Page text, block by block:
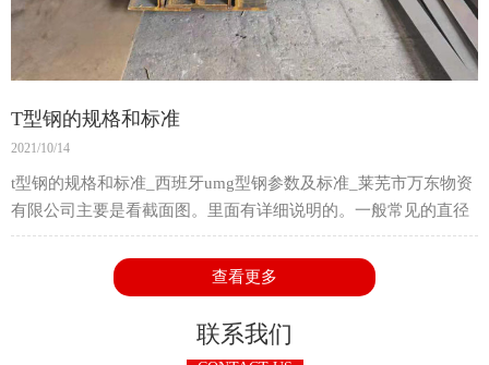
T型钢的规格和标准
2021/10/14
t型钢的规格和标准_西班牙umg型钢参数及标准_莱芜市万东物资
有限公司主要是看截面图。里面有详细说明的。一般常见的直径
都是hc,hg,hc,hb,hm这五种直径。
查看更多
联系我们